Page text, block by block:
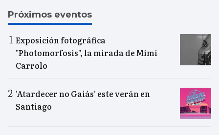
Próximos eventos
Exposición fotográfica
"Photomorfosis", la mirada de Mimi
Carrolo
‘Atardecer no Gaiás’ este verán en
Santiago